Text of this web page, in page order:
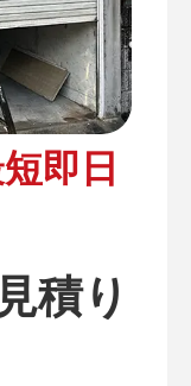
即日
積り